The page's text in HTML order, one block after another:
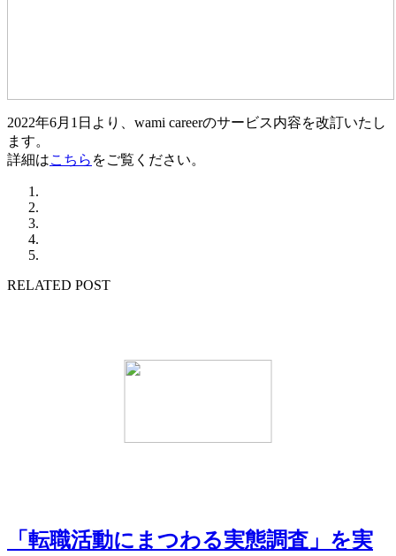
2022年6月1日より、wami careerのサービス内容を改訂いたし
ます。
詳細はこちら をご覧ください。
RELATED POST
「転職活動にまつわる実態調査」を実